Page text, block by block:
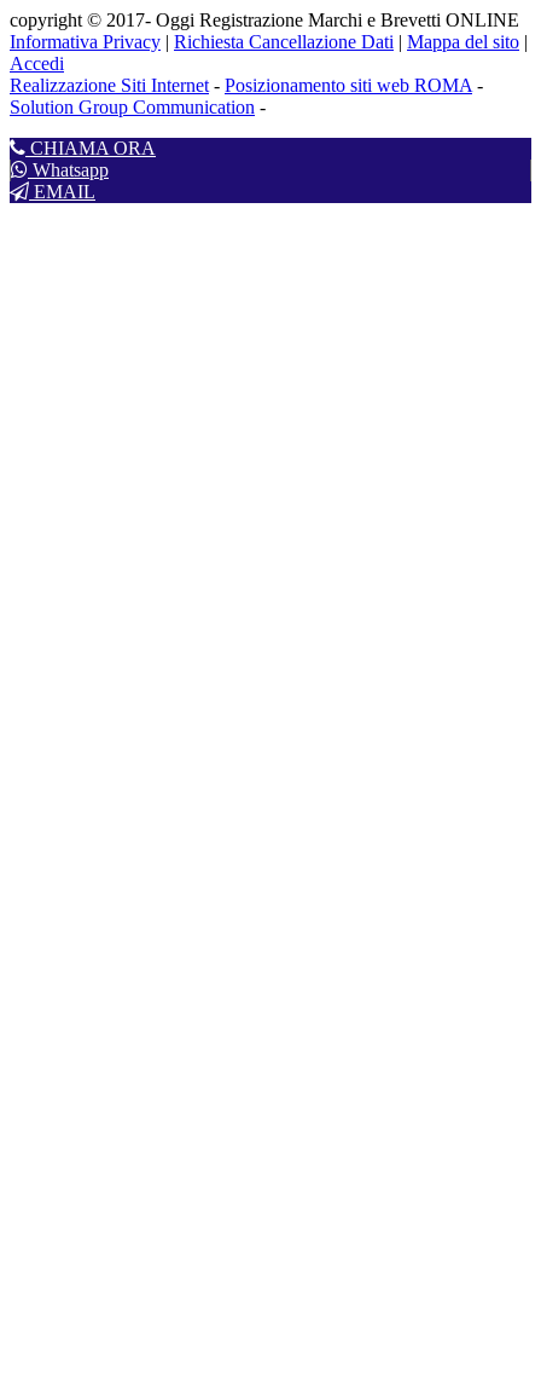
copyright © 2017- Oggi Registrazione Marchi e Brevetti ONLINE
Informativa Privacy | Richiesta Cancellazione Dati | Mappa del sito |
Accedi
Realizzazione Siti Internet - Posizionamento siti web ROMA -
Solution Group Communication -
CHIAMA ORA
Whatsapp
EMAIL